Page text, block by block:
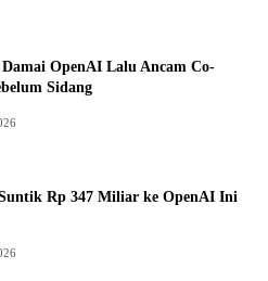
OpenAI Lalu Ancam Co-
Sidang
Rp 347 Miliar ke OpenAI Ini